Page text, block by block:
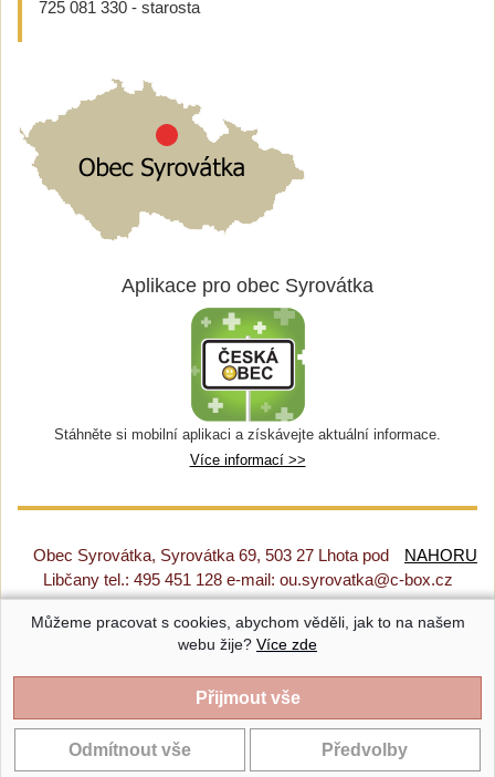
725 081 330 - starosta
Aplikace pro obec Syrovátka
Stáhněte si mobilní aplikaci a získávejte aktuální informace.
Více informací >>
NAHORU
Obec Syrovátka, Syrovátka 69, 503 27 Lhota pod
Libčany tel.: 495 451 128 e-mail: ou.syrovatka@c-box.cz
Prohlášení o přístupnosti|Původní web|Nastavení cookies
Syrovátka |Provozováno na systému CMS-OBCE | Vyrobil
INET-SERVIS.CZ
| 2018 - 2026
Můžeme pracovat s cookies, abychom věděli, jak to na našem
webu žije? Více zde